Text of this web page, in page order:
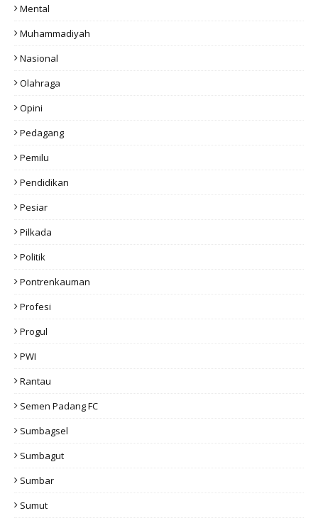
Mental
Muhammadiyah
Nasional
Olahraga
Opini
Pedagang
Pemilu
Pendidikan
Pesiar
Pilkada
Politik
Pontrenkauman
Profesi
Progul
PWI
Rantau
Semen Padang FC
Sumbagsel
Sumbagut
Sumbar
Sumut